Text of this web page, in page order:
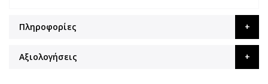
Πληροφορίες
Αξιολογήσεις